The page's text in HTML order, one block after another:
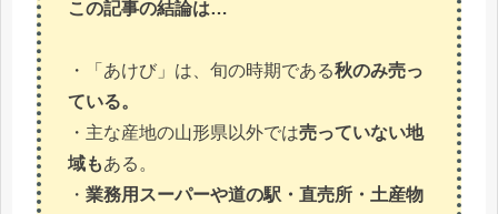
この記事の結論は…
・「あけび」は、旬の時期である秋のみ売っ
ている。
・主な産地の山形県以外では売っていない地
域もある。
・ 業務用スーパーや道の駅・直売所・土産物